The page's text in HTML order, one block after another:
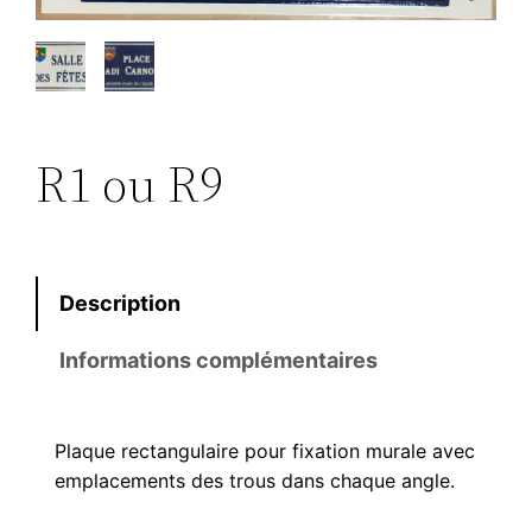
R1 ou R9
Description
Informations complémentaires
Plaque rectangulaire pour fixation murale avec
emplacements des trous dans chaque angle.